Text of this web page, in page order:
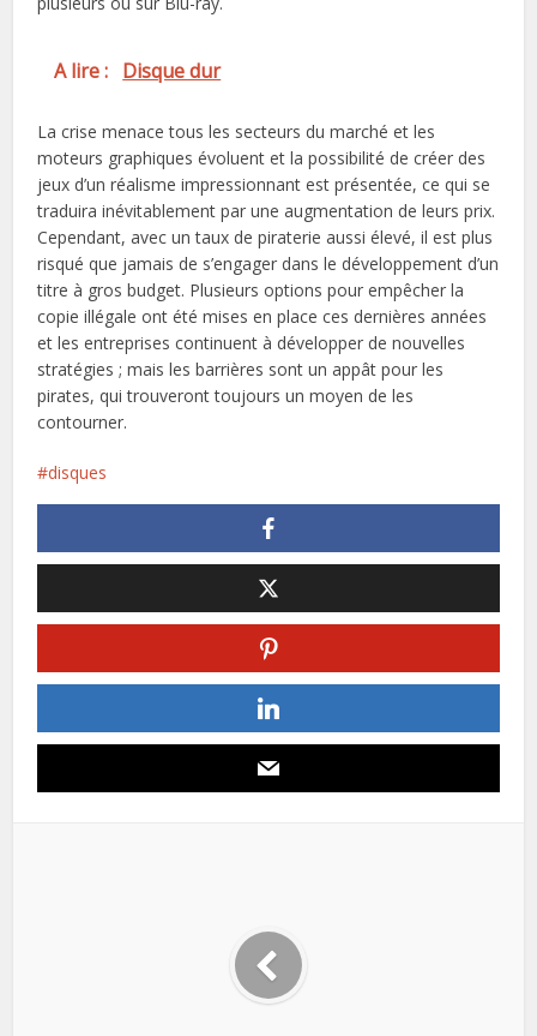
A lire : Disque dur
La crise menace tous les secteurs du marché et les
moteurs graphiques évoluent et la possibilité de créer des
jeux d’un réalisme impressionnant est présentée, ce qui se
traduira inévitablement par une augmentation de leurs prix.
Cependant, avec un taux de piraterie aussi élevé, il est plus
risqué que jamais de s’engager dans le développement d’un
titre à gros budget. Plusieurs options pour empêcher la
copie illégale ont été mises en place ces dernières années
et les entreprises continuent à développer de nouvelles
stratégies ; mais les barrières sont un appât pour les
pirates, qui trouveront toujours un moyen de les
contourner.
disques